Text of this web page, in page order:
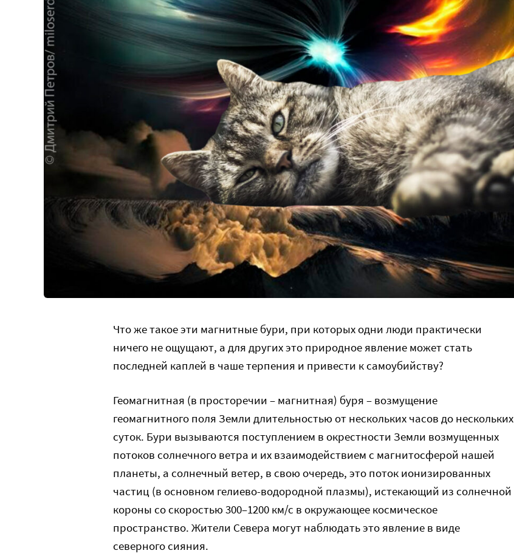
Что же такое эти магнитные бури, при которых одни люди практически
ничего не ощущают, а для других это природное явление может стать
последней каплей в чаше терпения и привести к самоубийству?
Геомагнитная (в просторечии – магнитная) буря – возмущение
геомагнитного поля Земли длительностью от нескольких часов до нескольких
суток. Бури вызываются поступлением в окрестности Земли возмущенных
потоков солнечного ветра и их взаимодействием с магнитосферой нашей
планеты, а солнечный ветер, в свою очередь, это поток ионизированных
частиц (в основном гелиево-водородной плазмы), истекающий из солнечной
короны со скоростью 300–1200 км/с в окружающее космическое
пространство. Жители Севера могут наблюдать это явление в виде
северного сияния.